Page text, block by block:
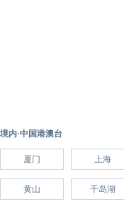
境内·中国港澳台
厦门 上海
黄山 千岛湖